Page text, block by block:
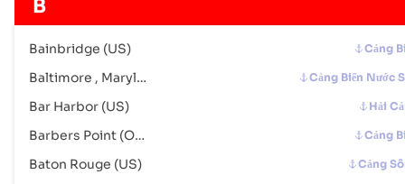
Mã Cảng :
Columbus (US)
Cảng Sông
Địa chỉ :Columbus (US), United States of America, usa
Mã bưu chính :-
Conneaut
B
Bainbridge (US) Cảng
Baltimore , Maryland Cảng Biển Nước
Bar Harbor (US) Hải
Barbers Point (Oahu) (US) Cảng
Baton Rouge (US) Cảng